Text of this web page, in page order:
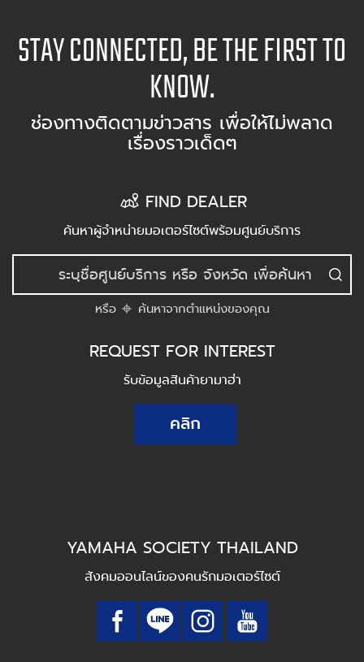
STAY CONNECTED, BE THE FIRST TO
KNOW.
ช่องทางติดตามข่าวสาร เพื่อให้ไม่พลาด
เรื่องราวเด็ดๆ
FIND DEALER
ค้นหาผู้จำหน่ายมอเตอร์ไซต์พร้อมศูนย์บริการ
หรือ ค้นหาจากตำแหน่งของคุณ
REQUEST FOR INTEREST
รับข้อมูลสินค้ายามาฮ่า
คลิก
YAMAHA SOCIETY THAILAND
สังคมออนไลน์ของคนรักมอเตอร์ไซต์